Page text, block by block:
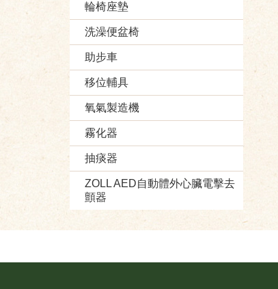
輪椅座墊
洗澡便盆椅
助步車
移位輔具
氧氣製造機
霧化器
抽痰器
ZOLL AED自動體外心臟電擊去
顫器